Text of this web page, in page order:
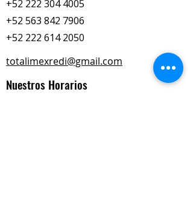
+52 222 304 4005
+52 563 842 7906
+52 222 614 2050
totalimexredi@gmail.com
Nuestros Horarios